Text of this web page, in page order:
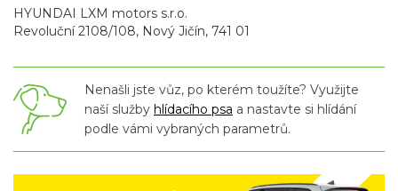
HYUNDAI LXM motors s.r.o.
Revoluční 2108/108, Nový Jičín, 741 01
Nenašli jste vůz, po kterém toužíte? Využijte
naší služby hlídacího psa a nastavte si hlídání
podle vámi vybraných parametrů.